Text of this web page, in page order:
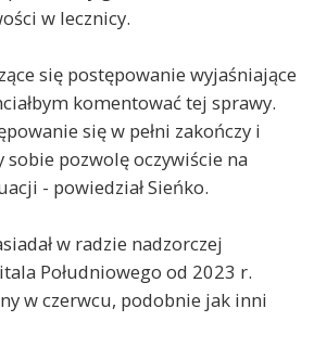
w lecznicy.
się postępowanie wyjaśniające
komentować tej sprawy.
się w pełni zakończy i
pozwolę oczywiście na
- powiedział Sieńko.
w radzie nadzorczej
Południowego od 2023 r.
w czerwcu, podobnie jak inni